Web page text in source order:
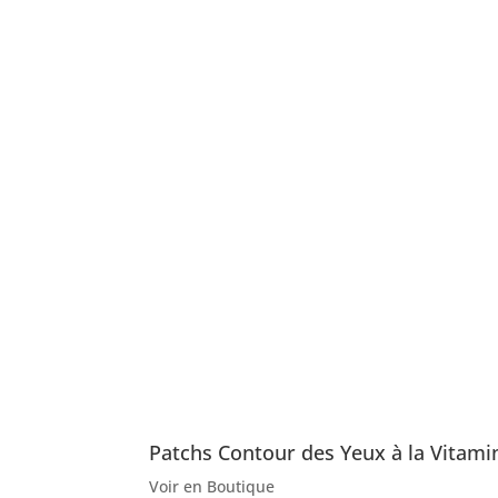
Patchs Contour des Yeux à la
Voir en Boutique